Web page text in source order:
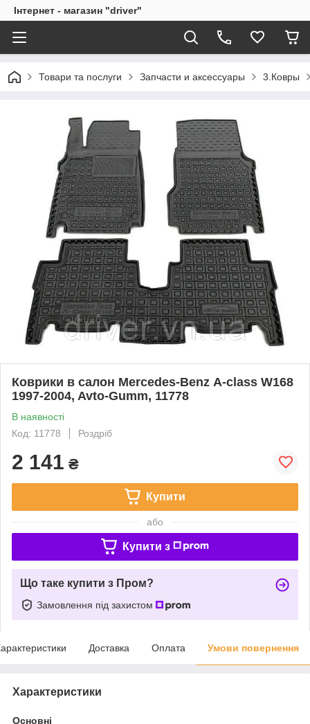
Інтернет - магазин "driver"
Товари та послуги Запчасти и аксессуары 3.Ковры
Коврики в салон Mercedes-Benz А-class W168
1997-2004, Avto-Gumm, 11778
В наявності
Код: 11778
Роздріб
2 141 ₴
Купити
або
Купити з
Що таке купити з Пром?
Замовлення під захистом
Доставка Оплата Умови повернення
Характеристики
Основні